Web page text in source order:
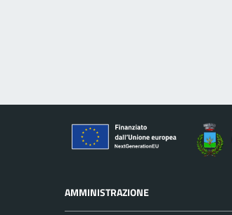
AMMINISTRAZIONE